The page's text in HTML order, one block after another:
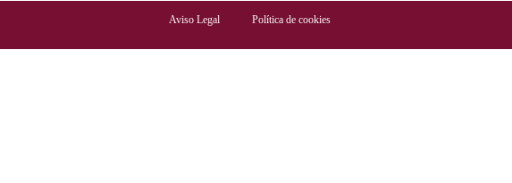
Aviso Legal Política de cookies